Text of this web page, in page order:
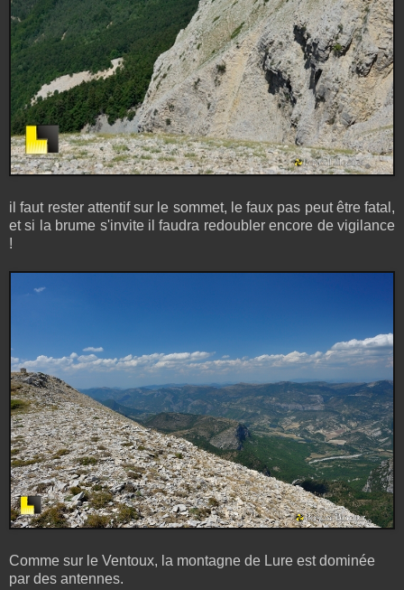
il faut rester attentif sur le sommet, le faux pas peut être fatal,
et si la brume s'invite il faudra redoubler encore de vigilance
!
Comme sur le Ventoux, la montagne de Lure est dominée
par des antennes.